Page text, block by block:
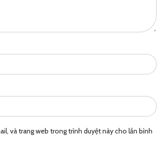
và trang web trong trình duyệt này cho lần bình